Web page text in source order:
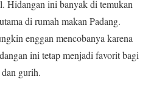
Hidangan ini banyak di temukan
di rumah makan Padang.
enggan mencobanya karena
ini tetap menjadi favorit bagi
gurih.